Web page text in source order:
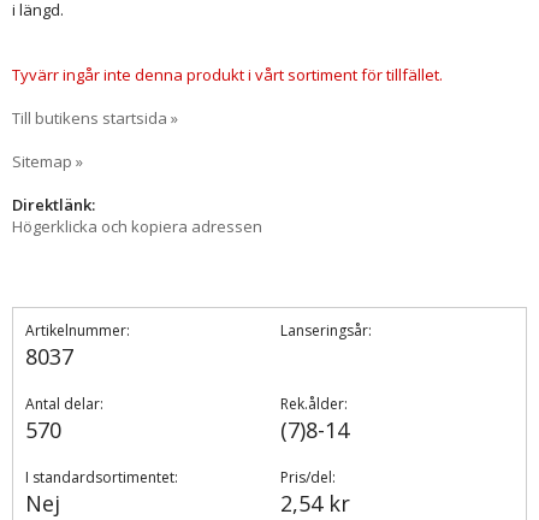
i längd.
Tyvärr ingår inte denna produkt i vårt sortiment för tillfället.
Till butikens startsida »
Sitemap »
Direktlänk:
Högerklicka och kopiera adressen
Artikelnummer:
8037
Lanseringsår:
Antal delar:
570
Rek.ålder:
(7)8-14
I standardsortimentet:
Nej
Pris/del:
2,54 kr